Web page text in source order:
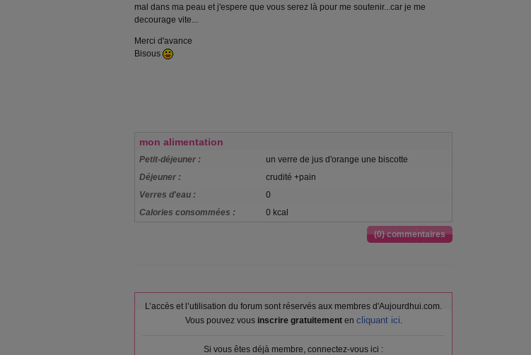
mal dans ma peau et j'espere que vous serez là pour me soutenir...car je me
decourage vite...
Merci d'avance
Bisous
mon alimentation
Petit-déjeuner :
un verre de jus d'orange une biscotte
Déjeuner :
crudité +pain
Verres d'eau :
0
Calories consommées :
0 kcal
(0) commentaires
L’accès et l’utilisation du forum sont réservés aux membres d'Aujourdhui.com.
Vous pouvez vous inscrire gratuitementen cliquant ici.
Si vous êtes déjà membre, connectez-vous ici :